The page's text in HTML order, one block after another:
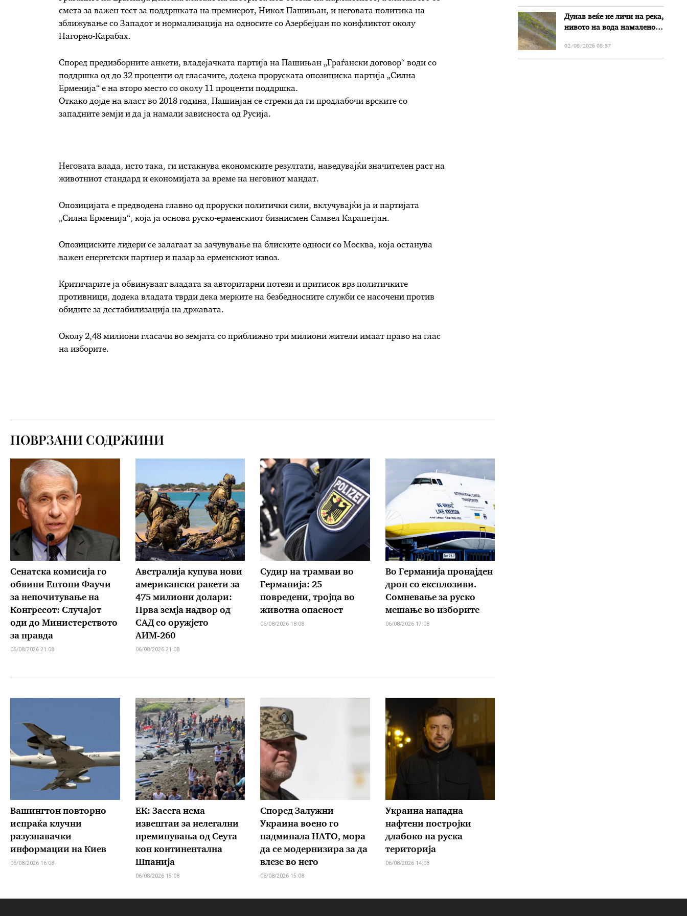
смета за важен тест за поддршката на премиерот, Никол Пашињан, и неговата политика на
зближување со Западот и нормализација на односите со Азербејџан по конфликтот околу
Нагорно-Карабах.
Според предизборните анкети, владејачката партија на Пашињан „Граѓански договор“ води со
поддршка од до 32 проценти од гласачите, додека проруската опозициска партија „Силна
Ерменија“ е на второ место со околу 11 проценти поддршка.
Откако дојде на власт во 2018 година, Пашинјан се стреми да ги продлабочи врските со
западните земји и да ја намали зависноста од Русија.
Неговата влада, исто така, ги истакнува економските резултати, наведувајќи значителен раст на
животниот стандард и економијата за време на неговиот мандат.
Опозицијата е предводена главно од проруски политички сили, вклучувајќи ја и партијата
„Силна Ерменија“, која ја основа руско-ерменскиот бизнисмен Самвел Карапетјан.
Опозициските лидери се залагаат за зачувување на блиските односи со Москва, која останува
важен енергетски партнер и пазар за ерменскиот извоз.
Критичарите ја обвинуваат владата за авторитарни потези и притисок врз политичките
противници, додека владата тврди дека мерките на безбедносните служби се насочени против
обидите за дестабилизација на државата.
Околу 2,48 милиони гласачи во земјата со приближно три милиони жители имаат право на глас
на изборите.
ПОВРЗАНИ СОДРЖИНИ
Сенатска комисија го
обвини Ентони Фаучи
за непочитување на
Конгресот: Случајот
оди до Министерството
за правда
06/08/2026 21:08
Австралија купува нови
американски ракети за
475 милиони долари:
Прва земја надвор од
САД со оружјето
АИМ-260
06/08/2026 21:08
Судир на трамваи во
Германија: 25
повредени, тројца во
животна опасност
06/08/2026 18:08
Во Германија пронајден
дрон со експлозиви.
Сомневање за руско
мешање во изборите
06/08/2026 17:08
Вашингтон повторно
испраќа клучни
разузнавачки
информации на Киев
06/08/2026 16:08
ЕК: Засега нема
извештаи за нелегални
преминувања од Сеута
кон континентална
Шпанија
06/08/2026 15:08
Според Залужни
Украина воено го
надминала НАТО, мора
да се модернизира за да
влезе во него
06/08/2026 15:08
Украина нападна
нафтени постројки
длабоко на руска
територија
06/08/2026 14:08
Дунав веќе не личи на река,
нивото на вода намалено
Бугарија
02/08/2026 08:57